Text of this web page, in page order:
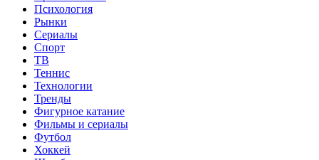
Психология
Рынки
Сериалы
Спорт
ТВ
Теннис
Технологии
Тренды
Фигурное катание
Фильмы и сериалы
Футбол
Хоккей